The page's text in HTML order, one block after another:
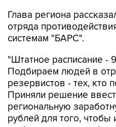
Глава региона
отряда
системам "БАРС".
"Штатное расписание -
Подбираем людей в
резервистов - тех, кто
Приняли решение
региональную
рублей для того,